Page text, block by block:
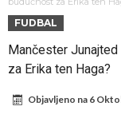
milion evra
Atletiko Madrid
Rafael Leao
FUDBAL
Mančester
za Erika ten Haga?
Objavljeno na 6